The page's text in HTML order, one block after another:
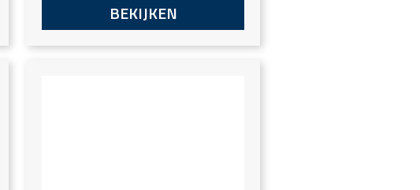
BEKIJKEN